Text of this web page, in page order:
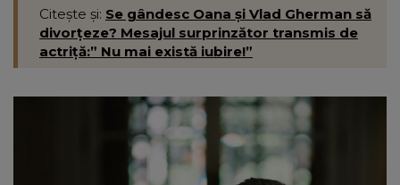
Citește și: Se gândesc Oana și Vlad Gherman să
divorțeze? Mesajul surprinzător transmis de
actriță:” Nu mai există iubire!”